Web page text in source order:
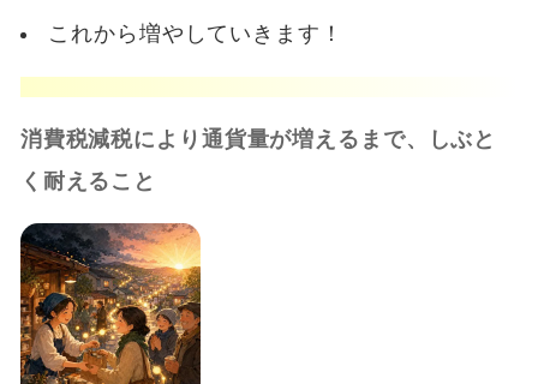
これから増やしていきます！
消費税減税により通貨量が増えるまで、しぶと
く耐えること